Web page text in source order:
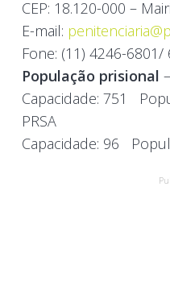
CEP: 18.120-000 –
E-mail:
Fone: (11) 4246-
População prisional
Capacidade: 751
PRSA
Capacidade: 96